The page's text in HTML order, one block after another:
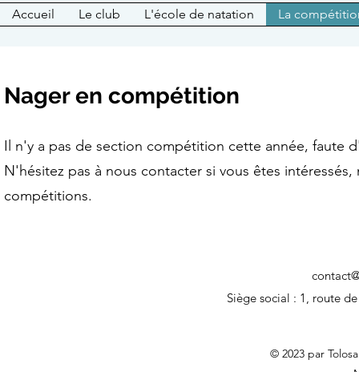
Accueil Le club L'école de natation La
Nager en compétition
Il n'y a pas de section compétition cette année, faute
N'hésitez pas à nous contacter si vous êtes
compétitions.
Siège social : 1, route
© 2023 par